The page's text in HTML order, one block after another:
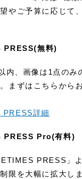
やご予算に応じて
PRESS(無料)
内、画像は1点のみ
まずはこちらから
詳細
PRESS Pro(有料)
PRESS」
限を大幅に拡大し